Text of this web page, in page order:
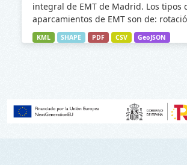
integral de EMT de Madrid. Los tipos
aparcamientos de EMT son de:
KML SHAPE PDF CSV GeoJSON